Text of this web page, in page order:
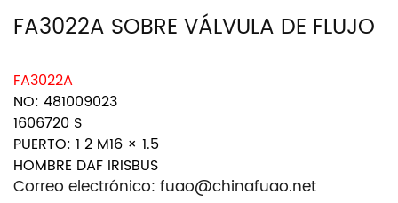
FA3022A SOBRE VÁLVULA DE FLUJO
FA3022A
NO: 481009023
1606720 S
PUERTO: 1 2 M16 × 1.5
HOMBRE DAF IRISBUS
Correo electrónico: fuao@chinafuao.net